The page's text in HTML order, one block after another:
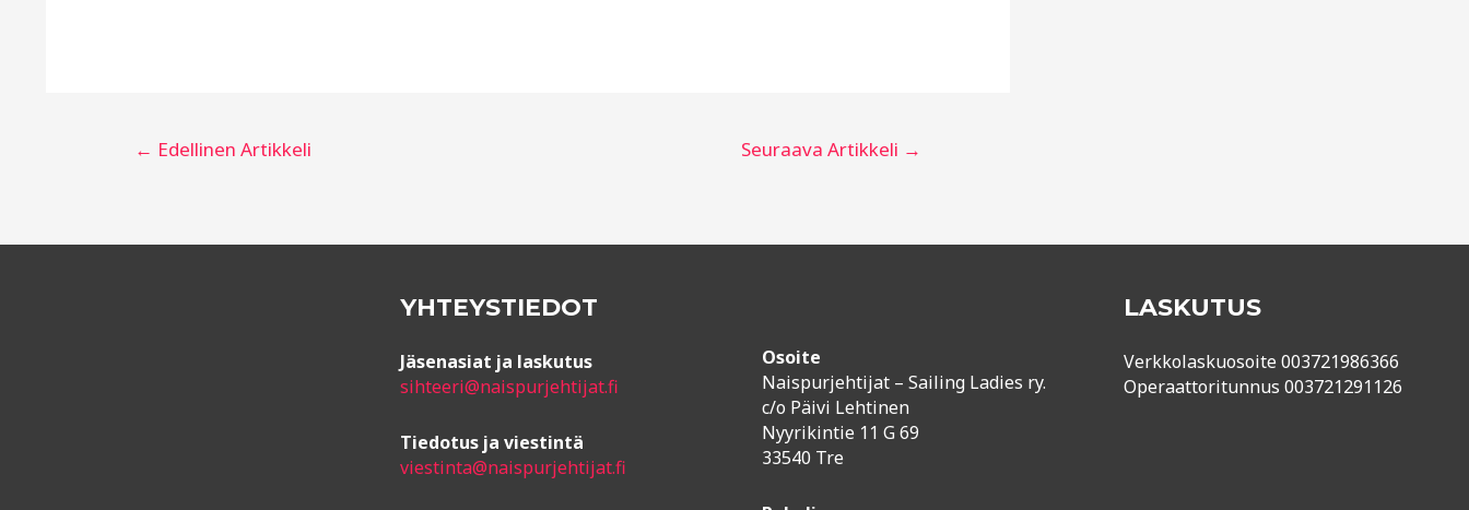
Artikkelien
selaus
← Edellinen Artikkeli Seuraava Artikkeli →
YHTEYSTIEDOT
Jäsenasiat ja laskutus
sihteeri@naispurjehtijat.fi
Tiedotus ja viestintä
viestinta@naispurjehtijat.fi
Osoite
Naispurjehtijat – Sailing Ladies ry.
c/o Päivi Lehtinen
Nyyrikintie 11 G 69
33540 Tre
LASKUTUS
Verkkolaskuosoite 003721986366
Operaattoritunnus 003721291126